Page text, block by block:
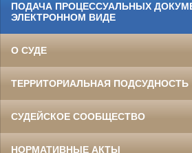
ПОДАЧА ПРОЦЕССУАЛЬНЫХ
ЭЛЕКТРОННОМ ВИДЕ
О СУДЕ
ТЕРРИТОРИАЛЬНАЯ ПОДСУДНОСТЬ
СУДЕЙСКОЕ СООБЩЕСТВО
НОРМАТИВНЫЕ АКТЫ